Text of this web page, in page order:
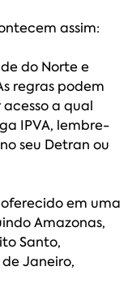
assim:
do Norte e
regras podem
a qual
IPVA, lembre-
seu Detran ou
em uma
Amazonas,
Santo,
Janeiro,